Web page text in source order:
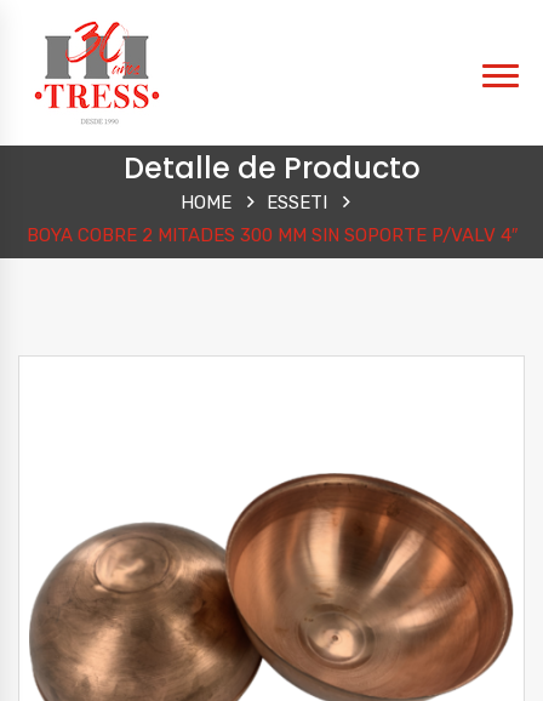
Detalle de Producto
HOME
ESSETI
BOYA COBRE 2 MITADES 300 MM SIN SOPORTE P/VALV 4″